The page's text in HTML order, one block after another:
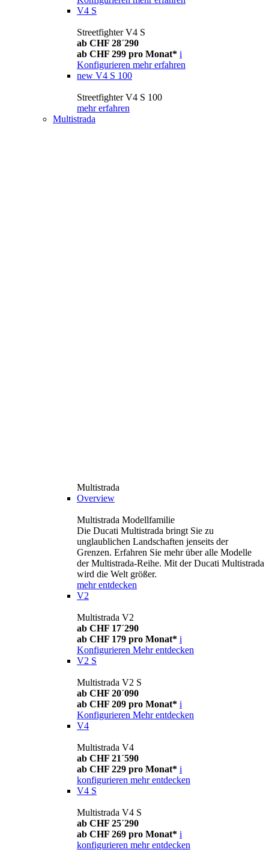
V4 S
Streetfighter V4 S
ab CHF 28´290
ab CHF 299 pro Monat* i
Konfigurieren mehr erfahren
new V4 S 100
Streetfighter V4 S 100
mehr erfahren
Multistrada
Multistrada
Overview
Multistrada Modellfamilie
Die Ducati Multistrada bringt Sie zu
unglaublichen Landschaften jenseits der
Grenzen. Erfahren Sie mehr über alle Modelle
der Multistrada-Reihe. Mit der Ducati Multistrada
wird die Welt größer.
mehr entdecken
V2
Multistrada V2
ab CHF 17´290
ab CHF 179 pro Monat* i
Konfigurieren Mehr entdecken
V2 S
Multistrada V2 S
ab CHF 20´090
ab CHF 209 pro Monat* i
Konfigurieren Mehr entdecken
V4
Multistrada V4
ab CHF 21´590
ab CHF 229 pro Monat* i
konfigurieren mehr entdecken
V4 S
Multistrada V4 S
ab CHF 25´290
ab CHF 269 pro Monat* i
konfigurieren mehr entdecken